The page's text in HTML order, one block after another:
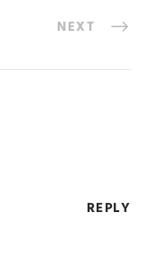
NEXT
REPLY